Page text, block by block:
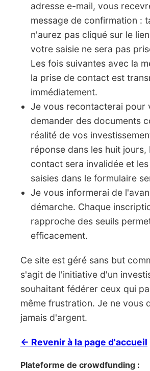
adresse e-mail, vous
message de confirmation :
n'aurez pas cliqué sur le
votre saisie ne sera pas
Les fois suivantes avec la
la prise de contact est
immédiatement.
Je vous recontacterai pour
demander des documents
réalité de vos
réponse dans les huit jours,
contact sera invalidée et
saisies dans le formulaire
Je vous informerai de
démarche. Chaque
rapproche des seuils
efficacement.
Ce site est géré sans but
s'agit de l'initiative d'un
souhaitant fédérer ceux qui
même frustration. Je ne vous
jamais d'argent.
← Revenir à la page d'accueil
Plateforme de crowdfunding :